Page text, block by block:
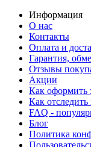
Информация
О нас
Контакты
Оплата и
Гарантия,
Отзывы
Акции
Как оформить
Как отследить
FAQ -
Блог
Политика